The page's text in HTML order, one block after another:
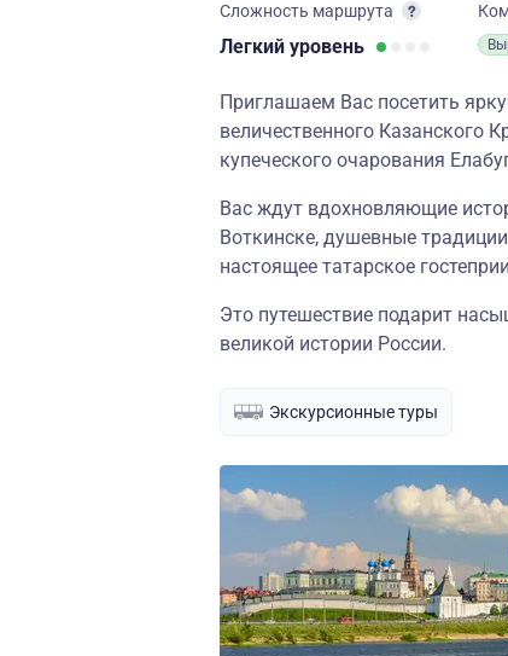
Сложность маршрута
Легкий уровень
Приглашаем Вас посетить
величественного Казанского
купеческого очарования
Вас ждут вдохновляющие
Воткинске, душевные
настоящее татарское
Это путешествие подарит
великой истории России.
Экскурсионные туры